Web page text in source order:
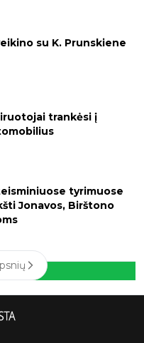
su K. Prunskiene
trankėsi į
tyrimuose
Jonavos, Birštono